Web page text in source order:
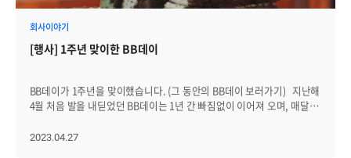
회사이야기
[행사] 1주년 맞이한 BB데이
BB데이가 1주년을 맞이했습니다. (그 동안의 BB데이 보러가기) 지난해
4월 처음 발을 내딛었던 BB데이는 1년 간 빠짐없이 이어져 오며, 매달
소개하기도 하고, 다른 층에 근무해 평소 이야기 나눌 기회가 없는 팀과
2023.04.27